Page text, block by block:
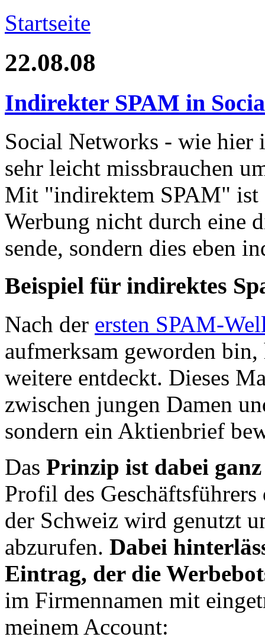
Startseite
22.08.08
Indirekter SPAM in
Social Networks - wie hier
sehr leicht missbrauchen
Mit "indirektem SPAM" ist
Werbung nicht durch eine
sende, sondern dies eben
Beispiel für indirektes
Nach der ersten SPAM-
aufmerksam geworden
weitere entdeckt. Dieses
zwischen jungen Damen
sondern ein Aktienbrief
Das Prinzip ist dabei
Profil des
der Schweiz wird genutzt
abzurufen. Dabei
Eintrag, der die
im Firmennamen mit
meinem Account: